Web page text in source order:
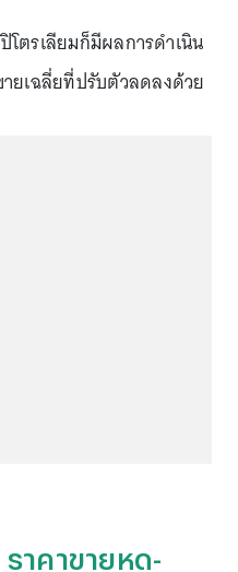
ตรเลียมก็มีผลการดำเนิน
ยเฉลี่ยที่ปรับตัวลดลงด้วย
ราคาขายหด-